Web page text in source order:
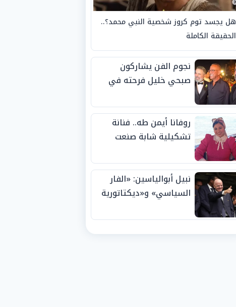
هل يجسد توم كروز شخصية النبي محمد؟..
الحقيقة الكاملة
نجوم الفن يشاركون
صبحي خليل فرحته في
روفانا أيمن طه.. فنانة
تشكيلية شابة صنعت
الجوائز منذ الصغر
نبيل أبوالياسين: «الفار
السياسي» و«ديكتاتورية
الفيفا».. وإقالة